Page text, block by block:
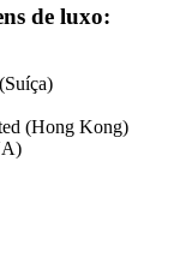
de luxo:
(Hong Kong)